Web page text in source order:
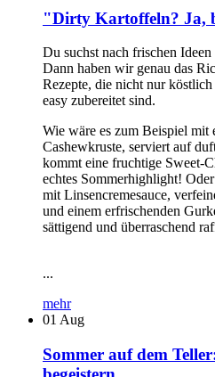
"Dirty Kartoffeln? Ja,
Du suchst nach frischen
Dann haben wir genau das
Rezepte, die nicht nur
easy zubereitet sind.
Wie wäre es zum Beispiel mit
Cashewkruste, serviert auf
kommt eine fruchtige Sweet-
echtes Sommerhighlight!
mit Linsencremesauce,
und einem erfrischenden
sättigend und überraschend
...
mehr
01 Aug
Sommer auf dem